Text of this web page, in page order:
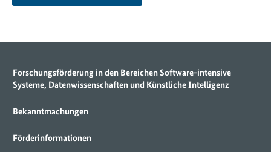
Forschungsförderung in den Bereichen Software-intensive
Systeme, Datenwissenschaften und Künstliche Intelligenz
Bekanntmachungen
Förderinformationen